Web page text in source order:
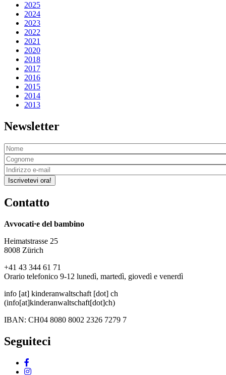
2025
2024
2023
2022
2021
2020
2018
2017
2016
2015
2014
2013
Newsletter
Iscrivetevi ora!
Contatto
Avvocati·e del bambino
Heimatstrasse 25
8008 Zürich
+41 43 344 61 71
Orario telefonico 9-12 lunedì, martedì, giovedì e venerdì
info [at] kinderanwaltschaft [dot] ch
(info[at]kinderanwaltschaft[dot]ch)
IBAN: CH04 8080 8002 2326 7279 7
Seguiteci